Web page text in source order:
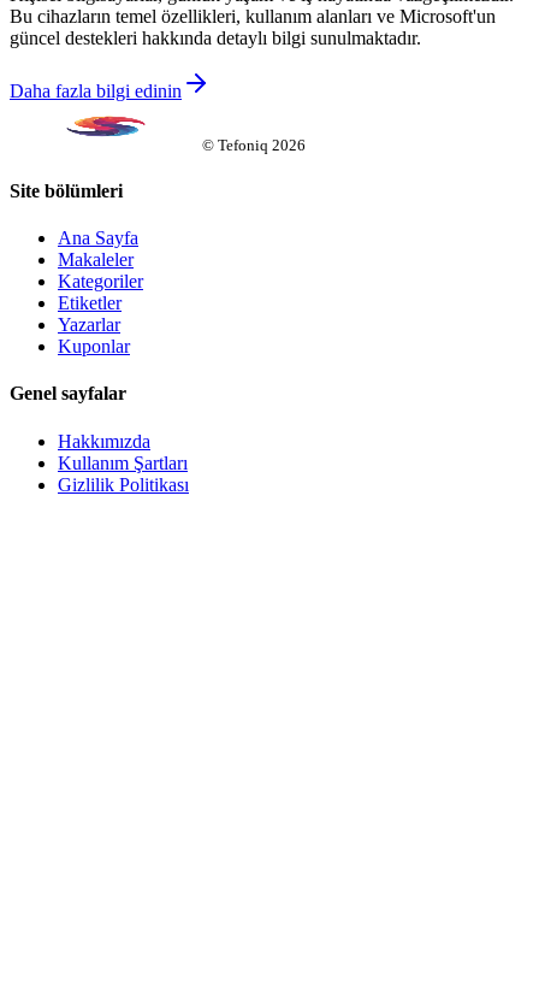
Bu cihazların temel özellikleri, kullanım alanları ve Microsoft'un
güncel destekleri hakkında detaylı bilgi sunulmaktadır.
Daha fazla bilgi edinin
© Tefoniq 2026
Site bölümleri
Ana Sayfa
Makaleler
Kategoriler
Etiketler
Yazarlar
Kuponlar
Genel sayfalar
Hakkımızda
Kullanım Şartları
Gizlilik Politikası